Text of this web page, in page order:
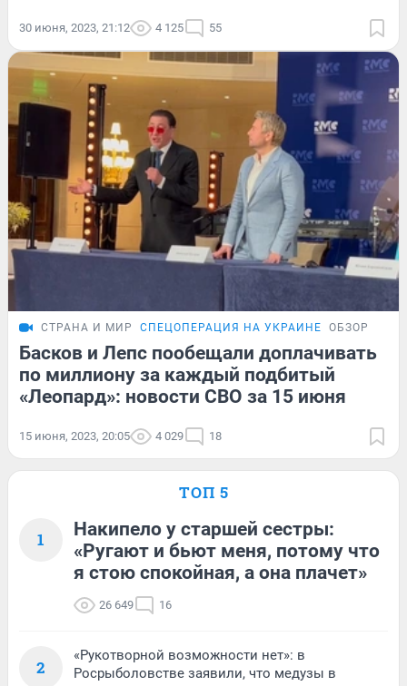
30 июня, 2023, 21:12 4 125 55
СТРАНА И МИР СПЕЦОПЕРАЦИЯ НА УКРАИНЕ ОБЗОР
Басков и Лепс пообещали доплачивать
по миллиону за каждый подбитый
«Леопард»: новости СВО за 15 июня
15 июня, 2023, 20:05 4 029 18
ТОП 5
1
Накипело у старшей сестры:
«Ругают и бьют меня, потому что
я стою спокойная, а она плачет»
26 649 16
2
«Рукотворной возможности нет»: в
Росрыболовстве заявили, что медузы в